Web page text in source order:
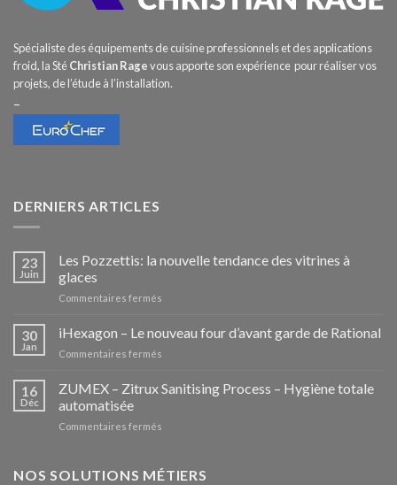
Spécialiste des équipements de cuisine professionnels et des applications
froid, la StéChristian Ragevous apporte son expérience pour réaliser vos
projets, de l’étude à l’installation.
–
DERNIERS ARTICLES
23
Juin
Les Pozzettis: la nouvelle tendance des vitrines à
glaces
Commentaires fermés
Pozzettis:
des
30
Jan
iHexagon – Le nouveau four d’avant garde de Rational
Commentaires fermés
–
de
16
Déc
ZUMEX – Zitrux Sanitising Process – Hygiène totale
automatisée
Commentaires fermés
Zitrux
NOS SOLUTIONS MÉTIERS